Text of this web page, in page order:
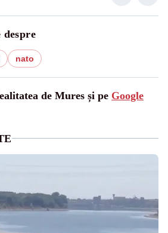
nato
de Mures și pe Google